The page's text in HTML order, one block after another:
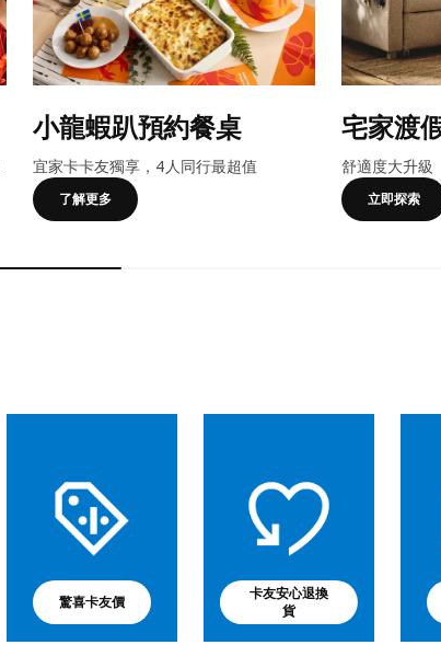
小龍蝦趴預約餐桌
宜家卡卡友獨享，4人同行最超值
了解更多
宅家渡
舒適度大升級
立即探索
驚喜卡友價
卡友安心退換
貨